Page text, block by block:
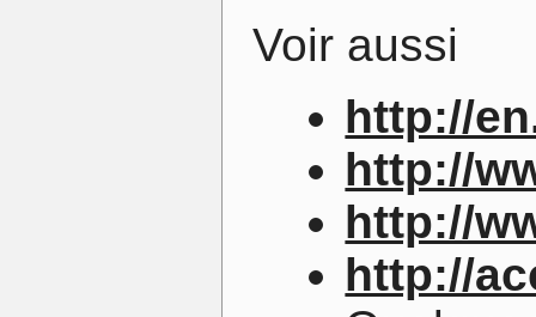
Voir aussi
http://
http://
http://
http://